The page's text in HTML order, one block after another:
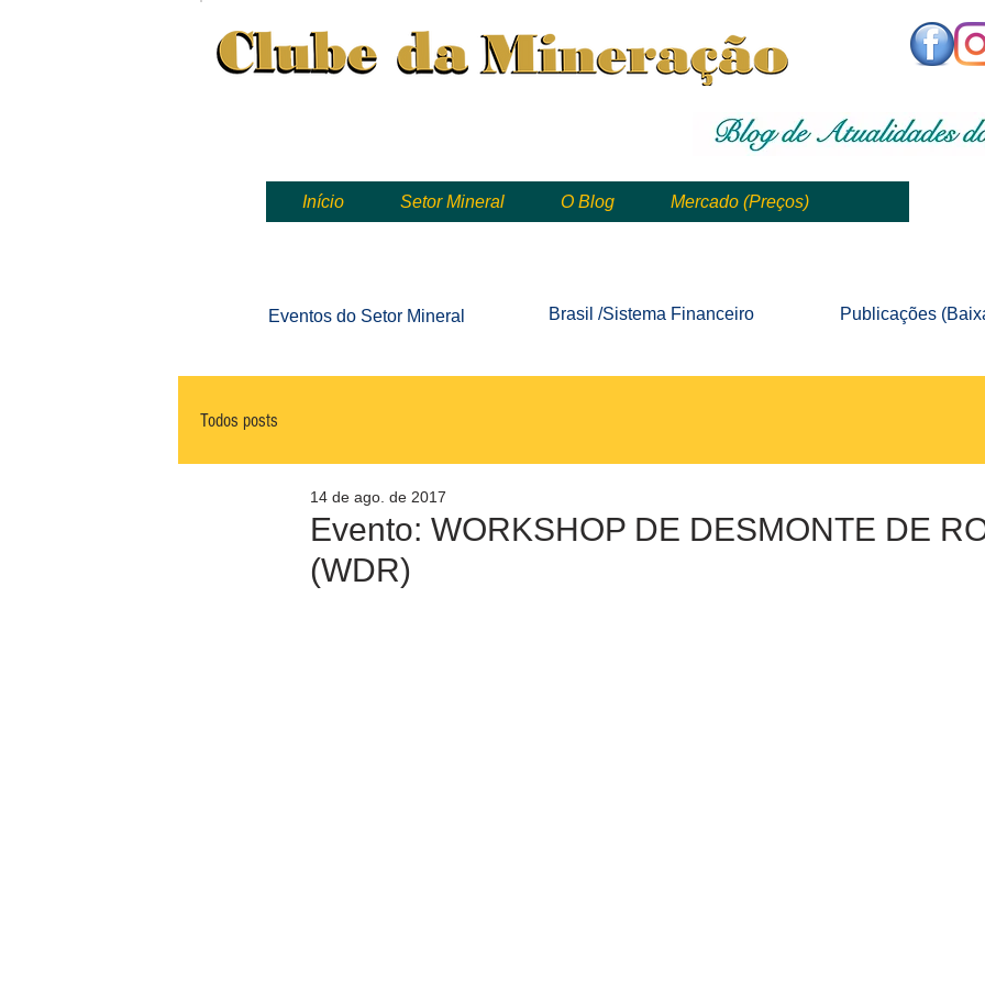
Início Setor Mineral O Blog Mercado (Preços)
Eventos do Setor Mineral Brasil /Sistema Financeiro Publicações
Todos posts
Evento: WORKSHOP DE DESMONTE DE
(WDR)
14 de ago. de 2017